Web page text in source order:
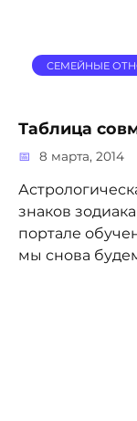
СЕМЕЙНЫЕ
Таблица
8 марта, 2014
знаков
портале
мы снова